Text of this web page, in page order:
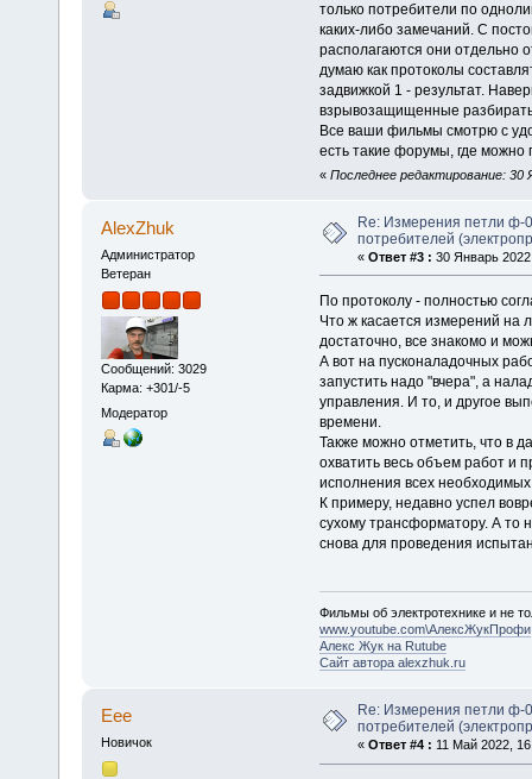
только потребители по
каких-либо замечаний. С
располагаются они отдельно
думаю как протоколы
задвижкой 1 - результат.
взрывозащищенные
Все ваши фильмы смотрю с
есть такие форумы, где можно
« Последнее редактирование: 30
AlexZhuk
Администратор
Ветеран
Сообщений: 3029
Карма: +301/-5
Модератор
Re: Измерения петли ф-
потребителей
« Ответ #3 : 30 Январь
По протоколу - полностью
Что ж касается измерений на
достаточно, все знакомо и
А вот на пусконаладочных
запустить надо "вчера", а
управления. И то, и другое
времени.
Также можно отметить, что в
охватить весь объем работ и
исполнения всех
К примеру, недавно успел
сухому трансформатору. А то
снова для проведения
Фильмы об электротехнике и не
www.youtube.com\АлексЖукПрофи
Алекс Жук на Rutube
Сайт автора alexzhuk.ru
Еее
Новичок
Re: Измерения петли ф-
потребителей
« Ответ #4 : 11 Май 2022,